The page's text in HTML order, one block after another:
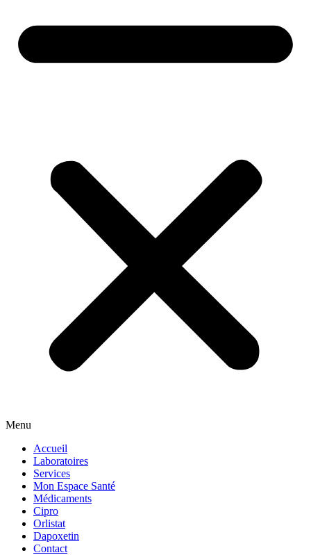
Menu
Accueil
Laboratoires
Services
Mon Espace Santé
Médicaments
Cipro
Orlistat
Dapoxetin
Contact